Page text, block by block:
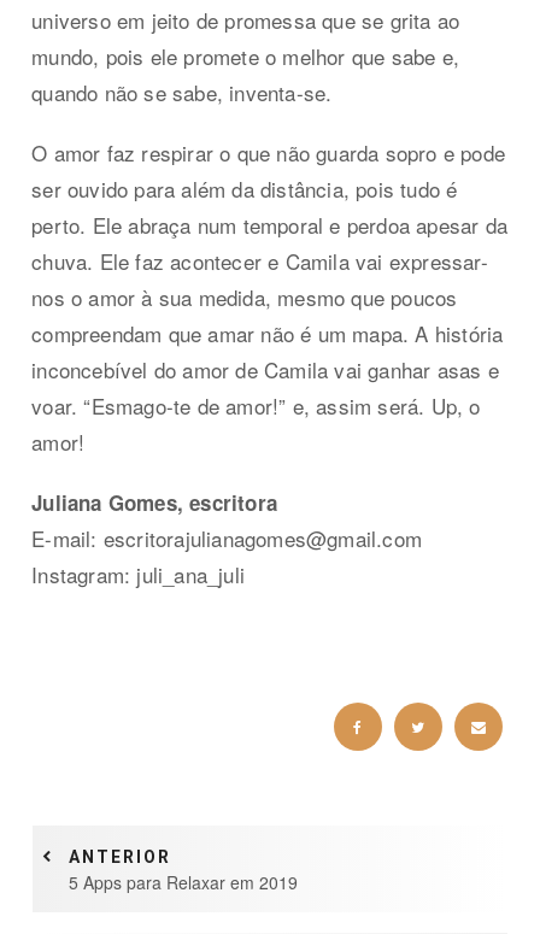
universo em jeito de promessa que se grita ao
mundo, pois ele promete o melhor que sabe e,
quando não se sabe, inventa-se.
O amor faz respirar o que não guarda sopro e pode
ser ouvido para além da distância, pois tudo é
perto. Ele abraça num temporal e perdoa apesar da
chuva. Ele faz acontecer e Camila vai expressar-
nos o amor à sua medida, mesmo que poucos
compreendam que amar não é um mapa. A história
inconcebível do amor de Camila vai ganhar asas e
voar. “Esmago-te de amor!” e, assim será. Up, o
amor!
Juliana Gomes, escritora
E-mail: escritorajulianagomes@gmail.com
Instagram: juli_ana_juli
ANTERIOR
5 Apps para Relaxar em 2019